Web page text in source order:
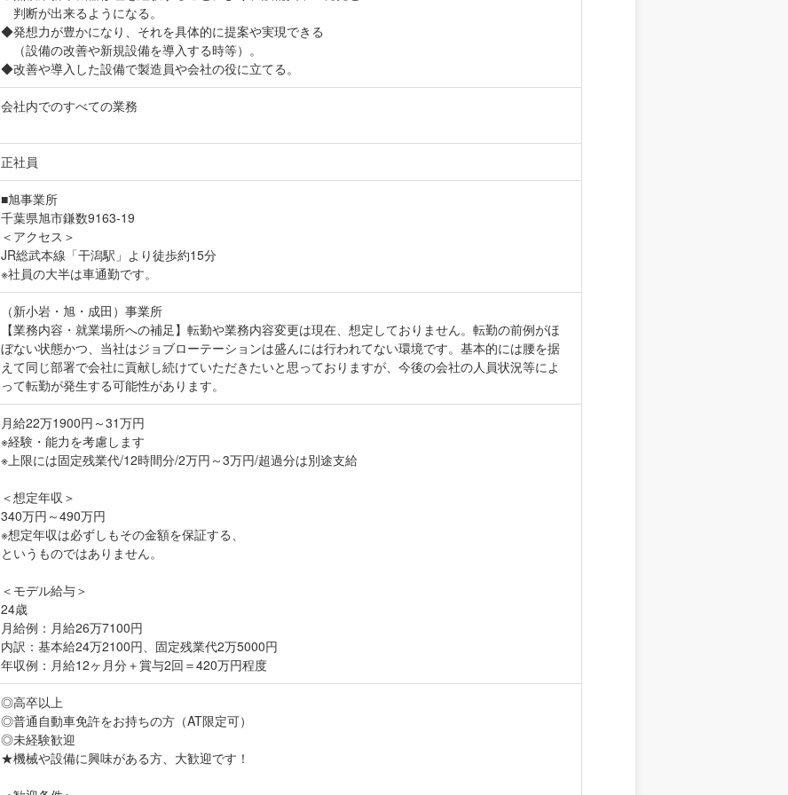
判断が出来るようになる。
◆発想力が豊かになり、それを具体的に提案や実現できる
（設備の改善や新規設備を導入する時等）。
◆改善や導入した設備で製造員や会社の役に立てる。
会社内でのすべての業務
正社員
■旭事業所
千葉県旭市鎌数9163-19
＜アクセス＞
JR総武本線「干潟駅」より徒歩約15分
※社員の大半は車通勤です。
（新小岩・旭・成田）事業所
【業務内容・就業場所への補足】転勤や業務内容変更は現在、想定しておりません。転勤の前例がほ
ぼない状態かつ、当社はジョブローテーションは盛んには行われてない環境です。基本的には腰を据
えて同じ部署で会社に貢献し続けていただきたいと思っておりますが、今後の会社の人員状況等によ
って転勤が発生する可能性があります。
月給22万1900円～31万円
※経験・能力を考慮します
※上限には固定残業代/12時間分/2万円～3万円/超過分は別途支給
＜想定年収＞
340万円～490万円
※想定年収は必ずしもその金額を保証する、
というものではありません。
＜モデル給与＞
24歳
月給例：月給26万7100円
内訳：基本給24万2100円、固定残業代2万5000円
年収例：月給12ヶ月分＋賞与2回＝420万円程度
◎高卒以上
◎普通自動車免許をお持ちの方（AT限定可）
◎未経験歓迎
★機械や設備に興味がある方、大歓迎です！